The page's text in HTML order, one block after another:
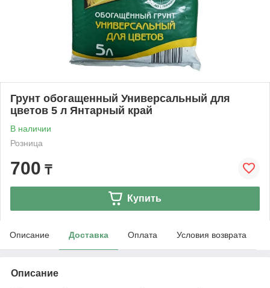
Грунт обогащенный Универсальный для
цветов 5 л Янтарный край
В наличии
Розница
700 ₸
Купить
Описание Доставка Оплата Условия возврата
Описание